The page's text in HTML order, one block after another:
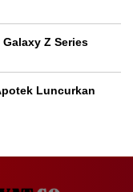
Z Series
Luncurkan